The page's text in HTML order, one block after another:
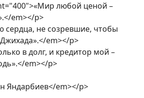
любой ценой –
em></p>
сердца, не созревшие, чтобы
em></p>
в долг, и кредитор мой –
em></p>
Яндарбиев</em></p>